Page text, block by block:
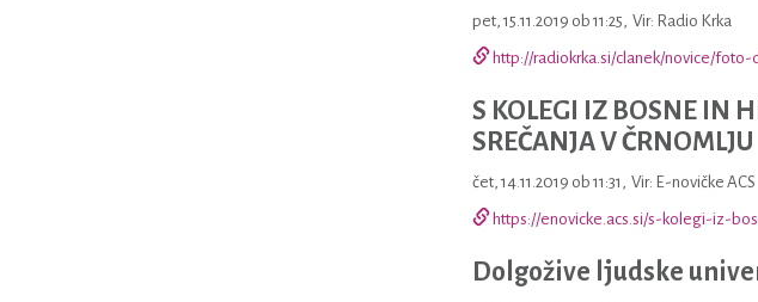
pet, 15.11.2019 ob 11:25, Vir: Radio Krka
http://radiokrka.si/clanek/novice/
S KOLEGI IZ BOSNE IN
SREČANJA V ČRNOMLJU
čet, 14.11.2019 ob 11:31 , Vir: E-novičke ACS
https://enovicke.acs.si/s-kolegi-iz-
Dolgožive ljudske